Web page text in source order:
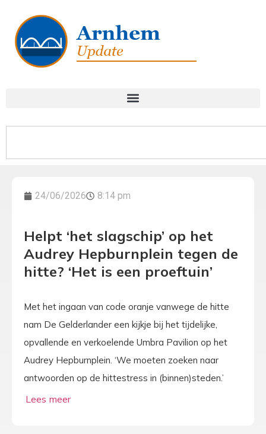
24/06/2026 8:14 pm
Helpt ‘het slagschip’ op het
Audrey Hepburnplein tegen de
hitte? ‘Het is een proeftuin’
Met het ingaan van code oranje vanwege de hitte
nam De Gelderlander een kijkje bij het tijdelijke,
opvallende en verkoelende Umbra Pavilion op het
Audrey Hepburnplein. ‘We moeten zoeken naar
antwoorden op de hittestress in (binnen)steden.’